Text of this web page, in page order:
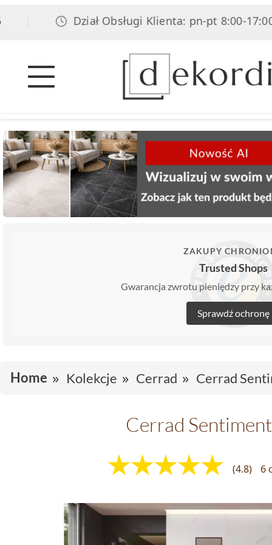
Dział Obsługi Klienta: pn-pt 8:00-17:00,
ZAKUPY
Trusted Shops
Gwarancja zwrotu pieniędzy przy
Sprawdź ochronę
Home Kolekcje Cerrad Cerrad
Cerrad
(4.8) 6